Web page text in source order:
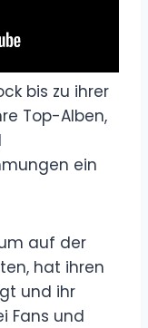
bis zu ihrer
Top-Alben,
ein
auf der
hat ihren
und ihr
Fans und